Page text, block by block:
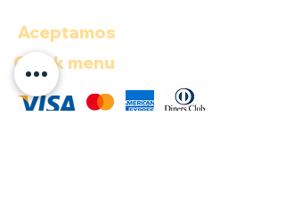
Aceptamos
Quick menu